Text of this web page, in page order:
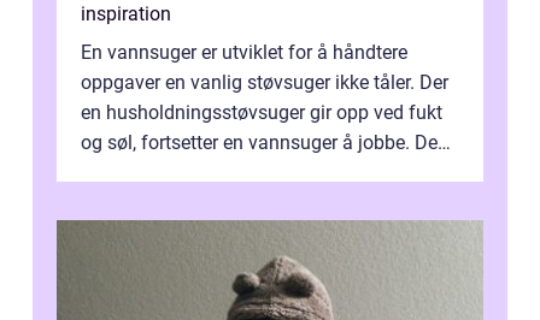
inspiration
En vannsuger er utviklet for å håndtere
oppgaver en vanlig støvsuger ikke tåler. Der
en husholdningsstøvsuger gir opp ved fukt
og søl, fortsetter en vannsuger å jobbe. Den